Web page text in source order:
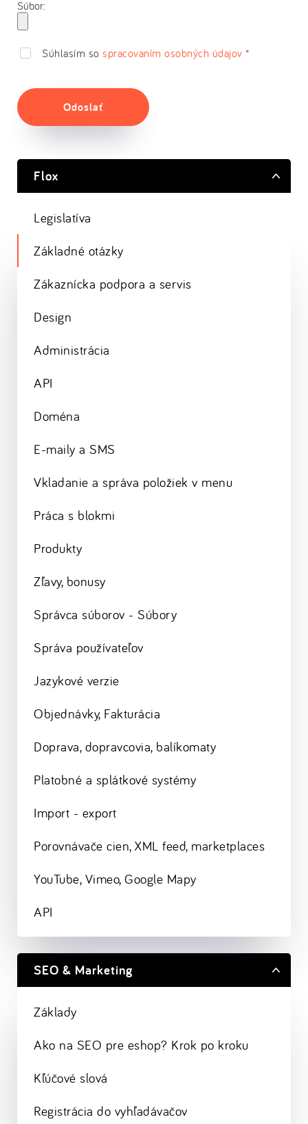
Súbor:
Súhlasím so spracovaním osobných údajov *
Odoslať
Flox
Legislatíva
Základné otázky
Zákaznícka podpora a servis
Design
Administrácia
API
Doména
E-maily a SMS
Vkladanie a správa položiek v menu
Práca s blokmi
Produkty
Zľavy, bonusy
Správca súborov - Súbory
Správa používateľov
Jazykové verzie
Objednávky, Fakturácia
Doprava, dopravcovia, balíkomaty
Platobné a splátkové systémy
Import - export
Porovnávače cien, XML feed, marketplaces
YouTube, Vimeo, Google Mapy
API
SEO & Marketing
Základy
Ako na SEO pre eshop? Krok po kroku
Kľúčové slová
Registrácia do vyhľadávačov